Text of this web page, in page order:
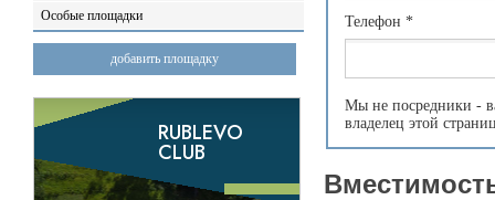
Особые площадки
добавить площадку
Телефон *
Мы не посредники -
владелец этой